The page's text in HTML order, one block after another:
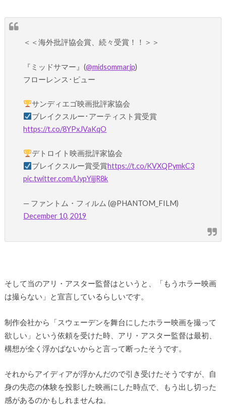
＜＜海外批評協会賞、続々受賞！！＞＞
『ミッドサマー』(@midsommarjp)
フローレンス･ピュー
サンディエゴ映画批評家協会
ブレイクスルー･アーティスト賞受賞
https://t.co/8YPxJVaKqO
デトロイト映画批評家協会
ブレイクスルー賞受賞https://t.co/KVXQPymkC3
pic.twitter.com/UypYijjR8k
— ファントム・フィルム (@PHANTOM_FILM)
December 10, 2019
そして当のアリ・アスター監督はというと、「もうホラー映画
は撮らない」と宣言しているらしいです。
制作会社から「スウェーデンを舞台にしたホラー映画を撮って
欲しい」という依頼を受けた時、アリ・アスター監督は最初、
構想が全く浮かばないからと言って断ったそうです。
それからアイディアが浮かんだので引き受けたそうですが、自
身の失恋の体験を投影した映画にした時点で、もう出し切った
感があるのかもしれませんね。